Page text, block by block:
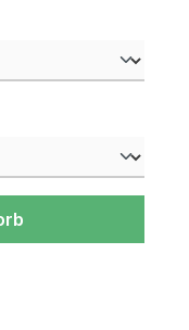
die Schaltflächen